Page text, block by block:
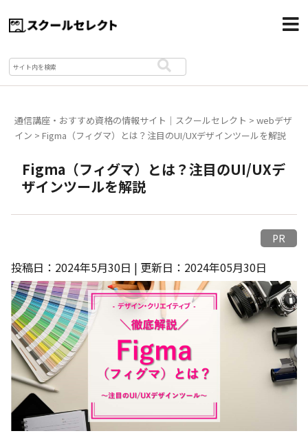
通信講座・おすすめ資格の情報サイト｜スクールセレクト >webデザ
イン >Figma（フィグマ）とは？注目のUI/UXデザインツールを解説
Figma（フィグマ）とは？注目のUI/UXデ
ザインツールを解説
PR
投稿日：2024年5月30日 | 更新日：2024年05月30日